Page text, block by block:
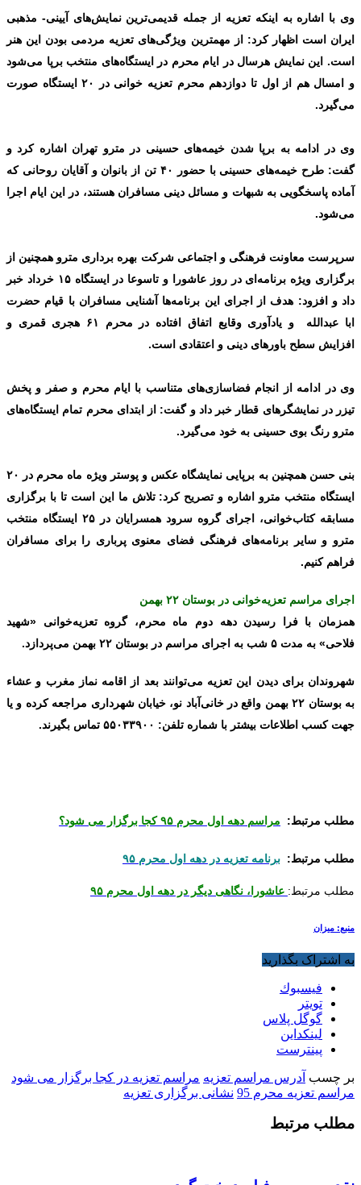
وی با اشاره به اینکه تعزیه از جمله قدیمی‌ترین نمایش‌های آیینی- مذهبی
ایران است اظهار کرد: از مهمترین ویژگی‌های تعزیه مردمی بودن این هنر
است. این نمایش هرسال در ایام محرم در ایستگاه‌های منتخب برپا می‌شود
و امسال هم از اول تا دوازدهم محرم تعزیه خوانی در ۲۰ ایستگاه صورت
می‌گیرد.
وی در ادامه به برپا شدن خیمه‌های حسینی در مترو تهران اشاره کرد و
گفت: طرح خیمه‌های حسینی با حضور ۴۰ تن از بانوان و آقایان روحانی که
آماده پاسخگویی به شبهات و مسائل دینی مسافران هستند، در این ایام اجرا
می‌شود.
سرپرست معاونت فرهنگی و اجتماعی شرکت بهره برداری مترو همچنین از
برگزاری ویژه برنامه‌ای در روز عاشورا و تاسوعا در ایستگاه ۱۵ خرداد خبر
داد و افزود: هدف از اجرای این برنامه‌ها آشنایی مسافران با قیام حضرت
ابا عبدالله و یادآوری وقایع اتفاق افتاده در محرم ۶۱ هجری قمری و
افزایش سطح باورهای دینی و اعتقادی است.
وی در ادامه از انجام فضاسازی‌های متناسب با ایام محرم و صفر و پخش
تیزر در نمایشگرهای قطار خبر داد و گفت: از ابتدای محرم تمام ایستگاه‌های
مترو رنگ بوی حسینی به خود می‌گیرد.
بنی حسن همچنین به برپایی نمایشگاه عکس و پوستر ویژه ماه محرم در ۲۰
ایستگاه منتخب مترو اشاره و تصریح کرد: تلاش ما این است تا با برگزاری
مسابقه کتاب‌خوانی، اجرای گروه سرود همسرایان در ۲۵ ایستگاه منتخب
مترو و سایر برنامه‌های فرهنگی فضای معنوی پرباری را برای مسافران
فراهم کنیم.
اجرای مراسم تعزیه‌خوانی در بوستان ۲۲ بهمن
همزمان با فرا رسیدن دهه دوم ماه محرم، گروه تعزیه‌خوانی «شهید
فلاحی» به مدت ۵ شب به اجرای مراسم در بوستان ۲۲ بهمن می‌پردازد.
شهروندان برای دیدن این تعزیه می‌توانند بعد از اقامه نماز مغرب و عشاء
به بوستان ۲۲ بهمن واقع در خانی‌آباد نو، خیابان شهرداری مراجعه کرده و یا
جهت کسب اطلاعات بیشتر با شماره تلفن: ۵۵۰۳۳۹۰۰ تماس بگیرند.
مطلب مرتبط: مراسم دهه اول محرم ۹۵ کجا برگزار می شود؟
مطلب مرتبط: برنامه تعزیه در دهه اول محرم ۹۵
مطلب مرتبط: عاشورا، نگاهی دیگر در دهه اول محرم ۹۵
منبع: میزان
به اشتراک بگذارید
فيسبوك
تويتر
گوگل پلاس
لینکداین
پینترست
بر چسب آدرس مراسم تعزیه مراسم تعزیه در کجا برگزار می شود
مراسم تعزیه محرم 95
نشانی برگزاری تعزیه
مطلب مرتبط